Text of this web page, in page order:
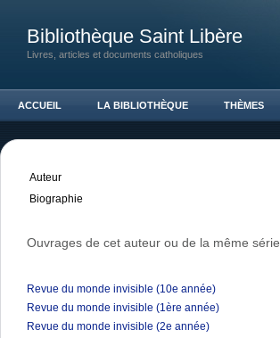
Bibliothèque Saint Libère
Livres, articles et documents catholiques
ACCUEIL LA BIBLIOTHÈQUE THÈMES
Auteur
Biographie
Ouvrages de cet auteur ou de la même série
Revue du monde invisible (10e année)
Revue du monde invisible (1ère année)
Revue du monde invisible (2e année)